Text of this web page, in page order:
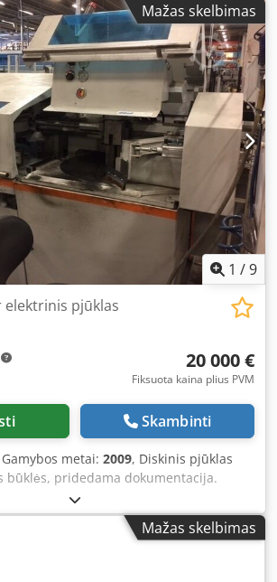
Mažas skelbimas
1 /9
elektrinis pjūklas
20 000 €
Fiksuota kaina plius PVM
Skambinti
Gamybos metai: 2009, Diskinis pjūklas
būklės, pridedama dokumentacija.
Specifikacija Modelis: Kastoflex F
2700 kg Galia: 13 kW Matmenys: ilgis
x plotis 2580 Automatinis padavimas,
konvejeris Kampų pjovimas
kontroleris Pjovimas kampu 90 (round,
Mažas skelbimas